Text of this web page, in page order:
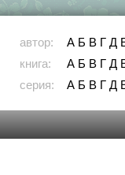
автор: А Б В Г Д
книга:
А Б В Г Д
серия:
А Б В Г Д